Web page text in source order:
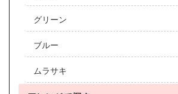
グリーン
ブルー
ムラサキ